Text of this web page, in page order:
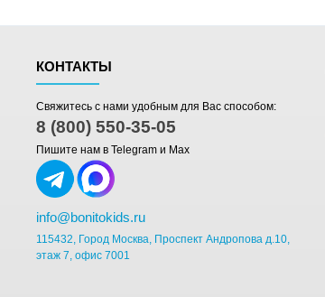
КОНТАКТЫ
Свяжитесь с нами удобным для Вас способом:
8 (800) 550-35-05
Пишите нам в Telegram и Max
info@bonitokids.ru
115432, Город Москва, Проспект Андропова д.10,
этаж 7, офис 7001